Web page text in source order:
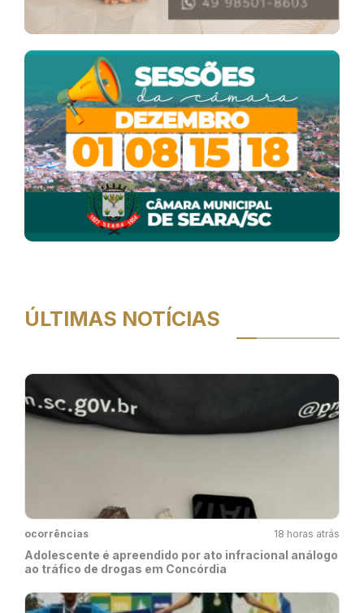
ÚLTIMAS NOTÍCIAS
ocorrências 18 horas atrás
Adolescente é apreendido por ato infracional análogo
ao tráfico de drogas em Concórdia